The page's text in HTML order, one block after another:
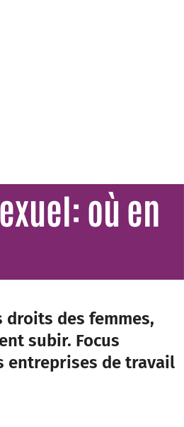
où en
droits des femmes,
subir. Focus
entreprises de travail